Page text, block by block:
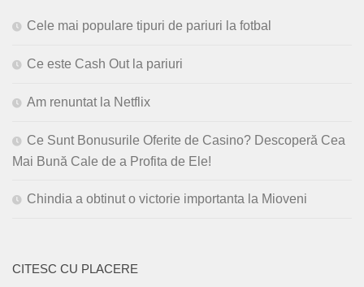
Cele mai populare tipuri de pariuri la fotbal
Ce este Cash Out la pariuri
Am renuntat la Netflix
Ce Sunt Bonusurile Oferite de Casino? Descoperă Cea
Mai Bună Cale de a Profita de Ele!
Chindia a obtinut o victorie importanta la Mioveni
CITESC CU PLACERE